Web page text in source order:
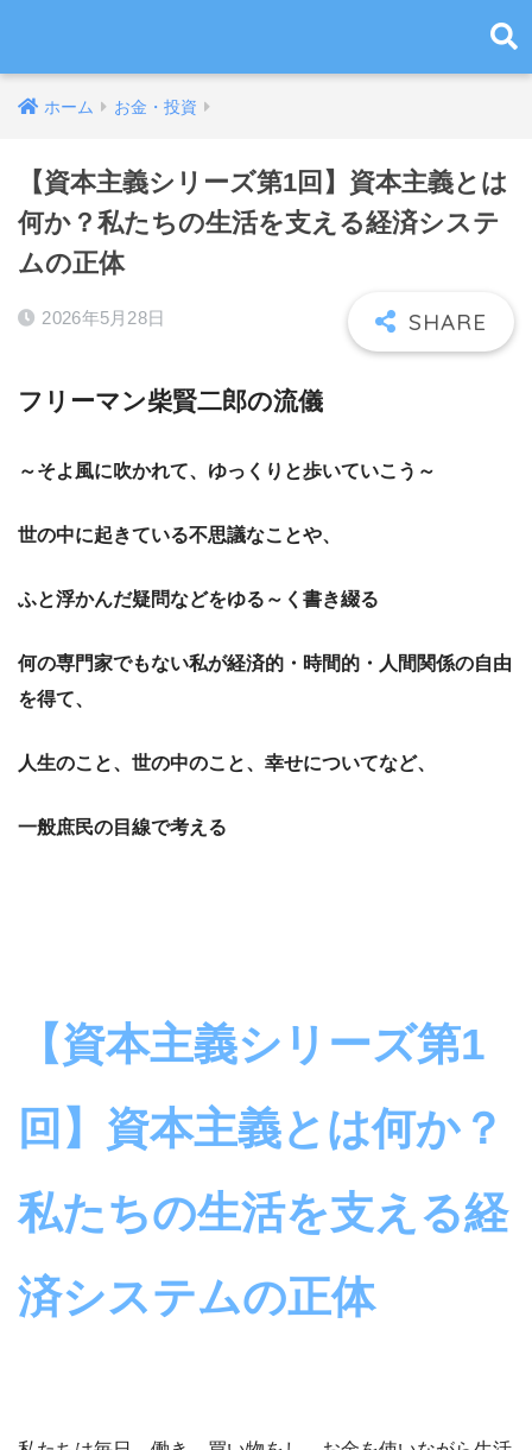
ホーム お金・投資
【資本主義シリーズ第1回】資本主義とは
何か？私たちの生活を支える経済システ
ムの正体
2026年5月28日
フリーマン柴賢二郎の流儀
～そよ風に吹かれて、ゆっくりと歩いていこう～
世の中に起きている不思議なことや、
ふと浮かんだ疑問などをゆる～く書き綴る
何の専門家でもない私が経済的・時間的・人間関係の自由
を得て、
人生のこと、世の中のこと、幸せについてなど、
一般庶民の目線で考える
【資本主義シリーズ第1
回】資本主義とは何か？
私たちの生活を支える経
済システムの正体